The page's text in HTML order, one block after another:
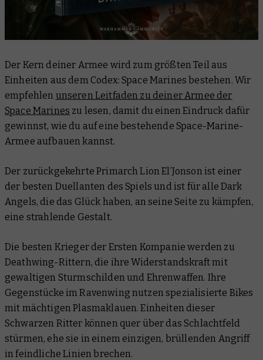
Der Kern deiner Armee wird zum größten Teil aus
Einheiten aus dem Codex: Space Marines bestehen. Wir
empfehlen unseren Leitfaden zu deiner Armee der
Space Marines zu lesen, damit du einen Eindruck dafür
gewinnst, wie du auf eine bestehende Space-Marine-
Armee aufbauen kannst.
Der zurückgekehrte Primarch Lion El’Jonson ist einer
der besten Duellanten des Spiels und ist für alle Dark
Angels, die das Glück haben, an seine Seite zu kämpfen,
eine strahlende Gestalt.
Die besten Krieger der Ersten Kompanie werden zu
Deathwing-Rittern, die ihre Widerstandskraft mit
gewaltigen Sturmschilden und Ehrenwaffen. Ihre
Gegenstücke im Ravenwing nutzen spezialisierte Bikes
mit mächtigen Plasmaklauen. Einheiten dieser
Schwarzen Ritter können quer über das Schlachtfeld
stürmen, ehe sie in einem einzigen, brüllenden Angriff
in feindliche Linien brechen.